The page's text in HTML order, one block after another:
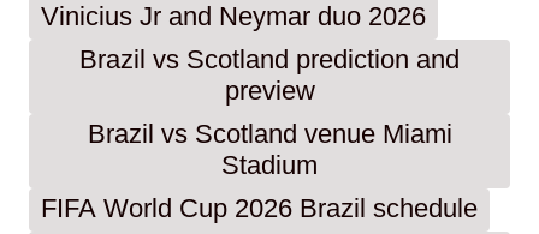
Vinicius Jr and Neymar duo 2026
Brazil vs Scotland prediction and
preview
Brazil vs Scotland venue Miami
Stadium
FIFA World Cup 2026 Brazil schedule